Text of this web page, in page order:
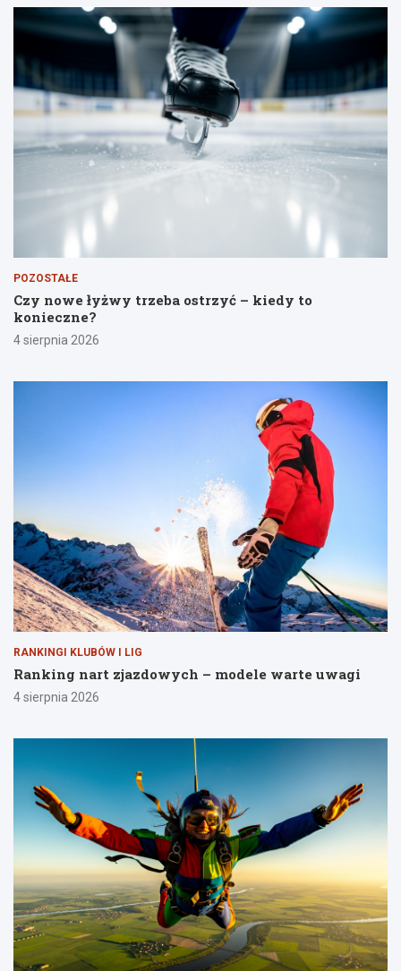
POZOSTAŁE
Czy nowe łyżwy trzeba ostrzyć – kiedy to
konieczne?
4 sierpnia 2026
RANKINGI KLUBÓW I LIG
Ranking nart zjazdowych – modele warte uwagi
4 sierpnia 2026